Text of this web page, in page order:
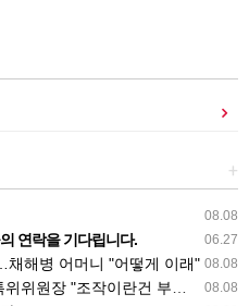
+
08.08
06.27
연락을 기다립니다.
08.08
해병 어머니 "어떻게 이래"
08.08
"조작이란건 부정선거 선동"